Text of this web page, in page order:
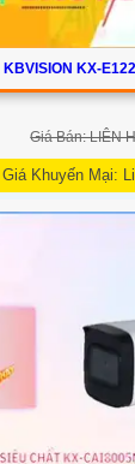
KX-
Giá Bán: LIÊN
Giá Khuyến Mại:
E1224FN2-AB
khả năng giám
cao, rõ nét